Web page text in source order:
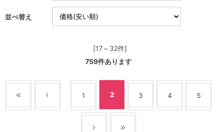
並べ替え
[17～32件]
759件あります
1 2 3 4 5